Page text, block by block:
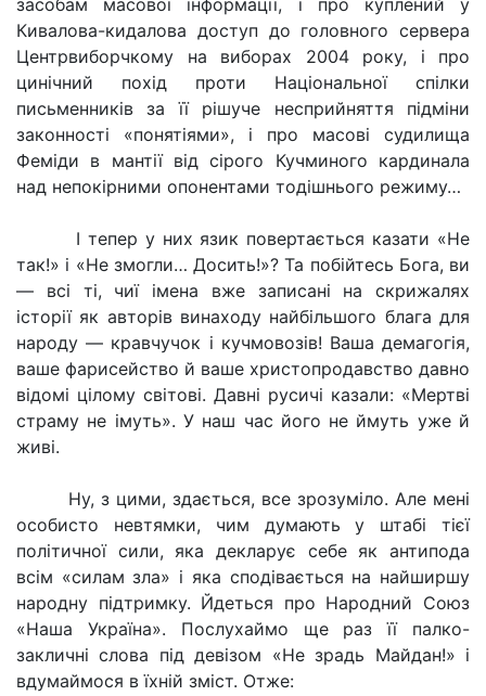
засобам масової інформації, і про куплений у
Кивалова-кидалова доступ до головного сервера
Центрвиборчкому на виборах 2004 року, і про
цинічний похід проти Національної спілки
письменників за її рішуче несприйняття підміни
законності «понятіями», і про масові судилища
Феміди в мантії від сірого Кучминого кардинала
над непокірними опонентами тодішнього режиму…
І тепер у них язик повертається казати «Не
так!» і «Не змогли… Досить!»? Та побійтесь Бога, ви
— всі ті, чиї імена вже записані на скрижалях
історії як авторів винаходу найбільшого блага для
народу — кравчучок і кучмовозів! Ваша демагогія,
ваше фарисейство й ваше христопродавство давно
відомі цілому світові. Давні русичі казали: «Мертві
страму не імуть». У наш час його не ймуть уже й
живі.
Ну, з цими, здається, все зрозуміло. Але мені
особисто невтямки, чим думають у штабі тієї
політичної сили, яка декларує себе як антипода
всім «силам зла» і яка сподівається на найширшу
народну підтримку. Йдеться про Народний Союз
«Наша Україна». Послухаймо ще раз її палко-
закличні слова під девізом «Не зрадь Майдан!» і
вдумаймося в їхній зміст. Отже: